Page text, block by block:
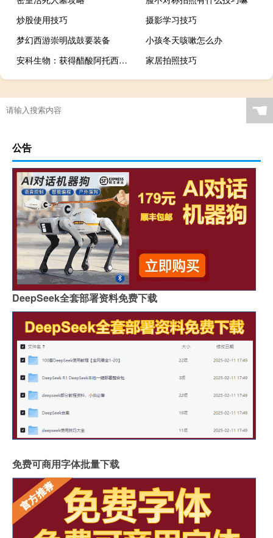
炒股使用技巧
摄影学习技巧
梦幻西游崇明战鼓要装备
小孩冬天咳嗽怎么办
安科生物：获得醋酸阿托西班注射液药品注册上市许可《受理通知书》
家居拍照技巧
☚
公告
DeepSeek全套部署资料免费下载
免费可商用字体批量下载